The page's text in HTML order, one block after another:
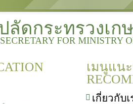
ลัดกระทรวงเ
FOR MINISTRY
เมนูแน
เกี่ยวกับเ